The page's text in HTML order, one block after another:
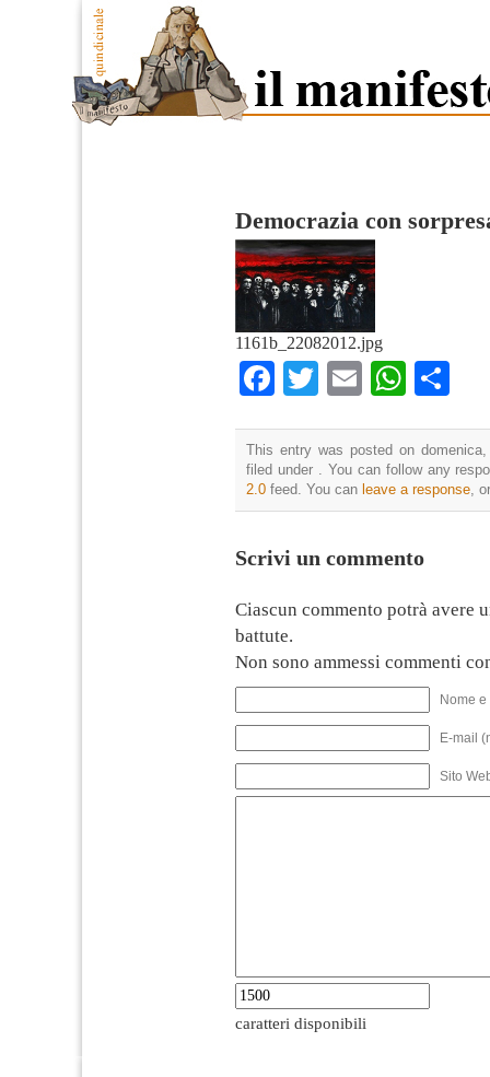
Democrazia con
1161b_22082012.jpg
Facebook
TwitterEmail
This entry was posted on
filed under . You can follow any
2.0 feed. You can leave a response,
Scrivi un commento
Ciascun commento potrà avere
battute.
Non sono ammessi commenti
Nome
E-mail
Sito
caratteri disponibili